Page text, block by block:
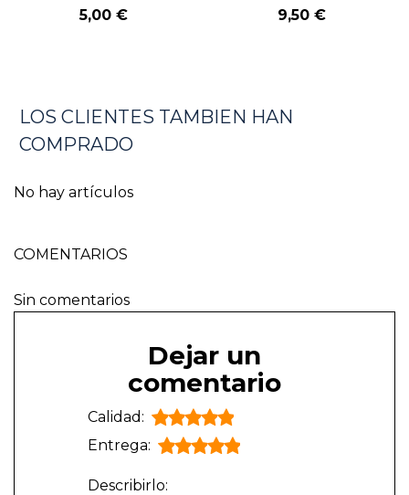
5,00 € 9,50 €
LOS CLIENTES TAMBIEN HAN
COMPRADO
No hay artículos
COMENTARIOS
Sin comentarios
Dejar un
comentario
Calidad:
Entrega:
Describirlo: